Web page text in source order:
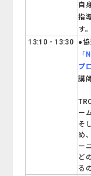
自
指
す。
13:10 - 13:30
●
「
プ
講
ー
そ
め
ー
ど
る